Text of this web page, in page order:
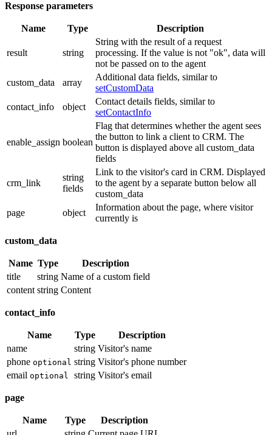
Response parameters
Name Type Description
result string
String with the result of a request
processing. If the value is not "ok", data will
not be passed on to the agent
custom_data
array
Additional data fields, similar to
setCustomData
contact_info
object
Contact details fields, similar to
setContactInfo
enable_assign boolean
Flag that determines whether the agent sees
the button to link a client to CRM. The
button is displayed above all custom_data
fields
crm_link
string
fields
Link to the visitor's card in CRM. Displayed
to the agent by a separate button below all
custom_data
page
object
Information about the page, where visitor
currently is
custom_data
Name Type
Description
title
string Name of a custom field
content string Content
contact_info
Name Type
Description
name
string Visitor's name
phone optional string Visitor's phone number
email optional string Visitor's email
page
Name Type
Description